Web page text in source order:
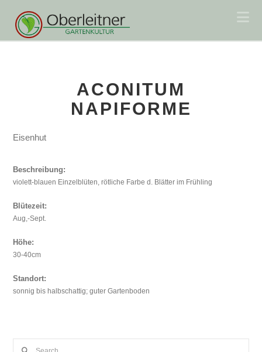
ACONITUM
NAPIFORME
Eisenhut
Beschreibung:
violett-blauen Einzelblüten, rötliche Farbe d. Blätter im Frühling
Blütezeit:
Aug,-Sept.
Höhe:
30-40cm
Standort:
sonnig bis halbschattig; guter Gartenboden